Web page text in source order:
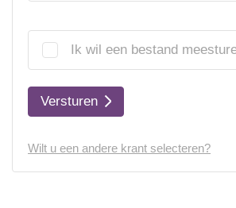
Ik wil een bestand
Versturen
Wilt u een andere krant selecteren?